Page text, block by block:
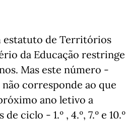
estatuto de Territórios
da Educação restringe
Mas este número -
corresponde ao que
ano letivo a
ciclo - 1.º , 4.º, 7.º e 10.º